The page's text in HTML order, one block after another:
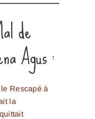
de
Agus :
Rescapé à
la